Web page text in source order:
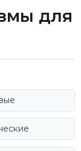
для